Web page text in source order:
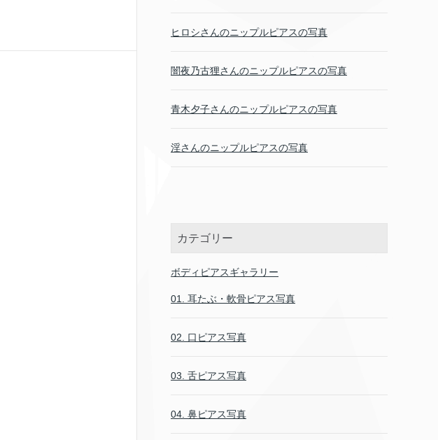
ヒロシさんのニップルピアスの写真
闇夜乃古狸さんのニップルピアスの写真
青木夕子さんのニップルピアスの写真
淫さんのニップルピアスの写真
カテゴリー
ボディピアスギャラリー
01. 耳たぶ・軟骨ピアス写真
02. 口ピアス写真
03. 舌ピアス写真
04. 鼻ピアス写真